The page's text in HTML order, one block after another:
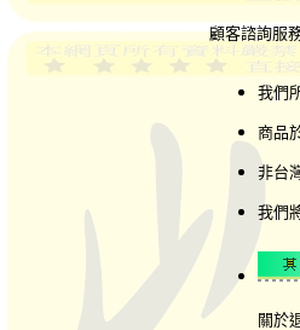
顧客諮詢服
我們
商品
非台
我們
關於